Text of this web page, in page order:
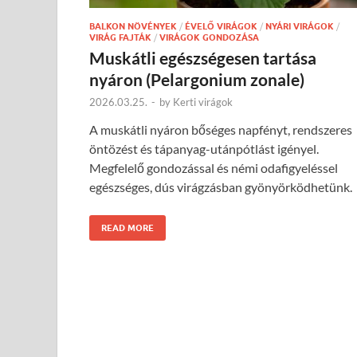
BALKON NÖVÉNYEK / ÉVELŐ VIRÁGOK / NYÁRI VIRÁGOK /
VIRÁG FAJTÁK / VIRÁGOK GONDOZÁSA
Muskátli egészségesen tartása
nyáron (Pelargonium zonale)
2026.03.25. - by Kerti virágok
A muskátli nyáron bőséges napfényt, rendszeres
öntözést és tápanyag-utánpótlást igényel.
Megfelelő gondozással és némi odafigyeléssel
egészséges, dús virágzásban gyönyörködhetünk.
READ MORE